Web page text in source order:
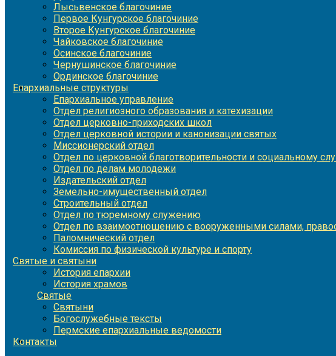
Лысьвенское благочиние
Первое Кунгурское благочиние
Второе Кунгурское благочиние
Чайковское благочиние
Осинское благочиние
Чернушинское благочиние
Ординское благочиние
Епархиальные структуры
Епархиальное управление
Отдел религиозного образования и катехизации
Отдел церковно-приходских школ
Отдел церковной истории и канонизации святых
Миссионерский отдел
Отдел по церковной благотворительности и социальному
Отдел по делам молодежи
Издательский отдел
Земельно-имущественный отдел
Строительный отдел
Отдел по тюремному служению
Отдел по взаимоотношению с вооруженными силами,
Паломнический отдел
Комиссия по физической культуре и спорту
Святые и святыни
История епархии
История храмов
Святые
Святыни
Богослужебные тексты
Пермские епархиальные ведомости
Контакты